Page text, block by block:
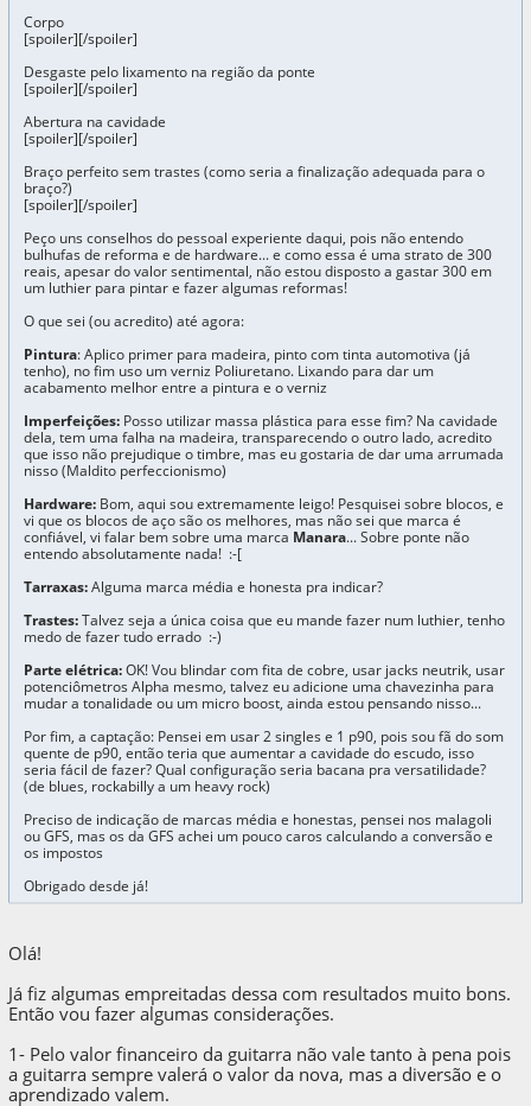
Corpo
[spoiler][/spoiler]
Desgaste pelo lixamento na região da ponte
[spoiler][/spoiler]
Abertura na cavidade
[spoiler][/spoiler]
Braço perfeito sem trastes (como seria a finalização adequada para o
braço?)
[spoiler][/spoiler]
Peço uns conselhos do pessoal experiente daqui, pois não entendo
bulhufas de reforma e de hardware... e como essa é uma strato de 300
reais, apesar do valor sentimental, não estou disposto a gastar 300 em
um luthier para pintar e fazer algumas reformas!
O que sei (ou acredito) até agora:
Pintura: Aplico primer para madeira, pinto com tinta automotiva (já
tenho), no fim uso um verniz Poliuretano. Lixando para dar um
acabamento melhor entre a pintura e o verniz
Imperfeições:Posso utilizar massa plástica para esse fim? Na cavidade
dela, tem uma falha na madeira, transparecendo o outro lado, acredito
que isso não prejudique o timbre, mas eu gostaria de dar uma arrumada
nisso (Maldito perfeccionismo)
Hardware:Bom, aqui sou extremamente leigo! Pesquisei sobre blocos, e
vi que os blocos de aço são os melhores, mas não sei que marca é
confiável, vi falar bem sobre uma marca Manara... Sobre ponte não
entendo absolutamente nada! :-[
Tarraxas:Alguma marca média e honesta pra indicar?
Trastes:Talvez seja a única coisa que eu mande fazer num luthier, tenho
medo de fazer tudo errado :-)
Parte elétrica:OK! Vou blindar com fita de cobre, usar jacks neutrik, usar
potenciômetros Alpha mesmo, talvez eu adicione uma chavezinha para
mudar a tonalidade ou um micro boost, ainda estou pensando nisso...
Por fim, a captação: Pensei em usar 2 singles e 1 p90, pois sou fã do som
quente de p90, então teria que aumentar a cavidade do escudo, isso
seria fácil de fazer? Qual configuração seria bacana pra versatilidade?
(de blues, rockabilly a um heavy rock)
Preciso de indicação de marcas média e honestas, pensei nos malagoli
ou GFS, mas os da GFS achei um pouco caros calculando a conversão e
os impostos
Obrigado desde já!
Olá!
Já fiz algumas empreitadas dessa com resultados muito bons.
Então vou fazer algumas considerações.
1- Pelo valor financeiro da guitarra não vale tanto à pena pois
a guitarra sempre valerá o valor da nova, mas a diversão e o
aprendizado valem.